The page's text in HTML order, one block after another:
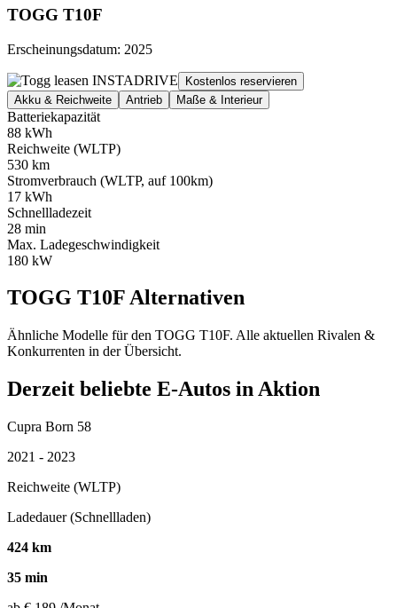
TOGG T10F
Erscheinungsdatum: 2025
Kostenlos reservieren
Akku & Reichweite
Antrieb Maße & Interieur
Batteriekapazität
88 kWh
Reichweite (WLTP)
530 km
Stromverbrauch (WLTP, auf 100km)
17 kWh
Schnellladezeit
28 min
Max. Ladegeschwindigkeit
180 kW
TOGG T10F Alternativen
Ähnliche Modelle für den TOGG T10F. Alle aktuellen Rivalen &
Konkurrenten in der Übersicht.
Derzeit beliebte E-Autos in Aktion
Cupra Born 58
2021 - 2023
Reichweite (WLTP)
Ladedauer (Schnellladen)
424 km
35 min